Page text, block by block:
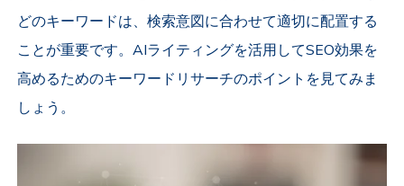
どのキーワードは、検索意図に合わせて適切に配置する
ことが重要です。AIライティングを活用してSEO効果を
高めるためのキーワードリサーチのポイントを見てみま
しょう。